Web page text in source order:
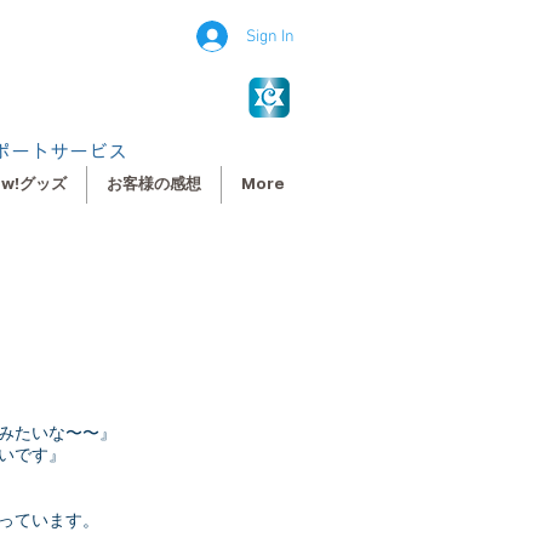
Sign In
ートサービス
グッズ お客様の感想 More
たいな〜〜』
です』
ています。